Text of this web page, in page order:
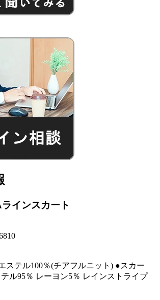
インスカート
ステル100％(チアフルニット) ●スカー
テル95％ レーヨン5％ レインストライプ